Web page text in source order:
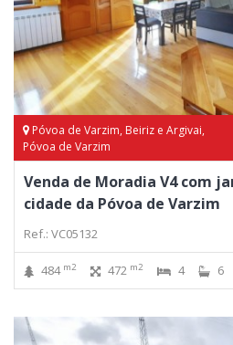
Póvoa de Varzim, Beiriz e Argivai,
Póvoa de Varzim
Venda de Moradia V4 com
cidade da Póvoa de Varzim
Ref.: VC05132
484 m2 472 m2 4 6